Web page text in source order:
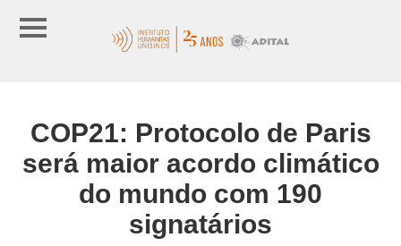
COP21: Protocolo de Paris
será maior acordo climático
do mundo com 190
signatários